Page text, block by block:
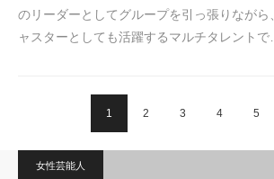
のリーダーとしてグループを引っ張りながら
ャスターとしても活躍するマルチタレントで…
1 2 3 4 5
女性芸能人